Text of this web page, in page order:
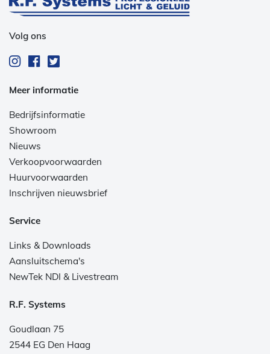
Volg ons
Meer informatie
Bedrijfsinformatie
Showroom
Nieuws
Verkoopvoorwaarden
Huurvoorwaarden
Inschrijven nieuwsbrief
Service
Links & Downloads
Aansluitschema's
NewTek NDI & Livestream
R.F. Systems
Goudlaan 75
2544 EG Den Haag